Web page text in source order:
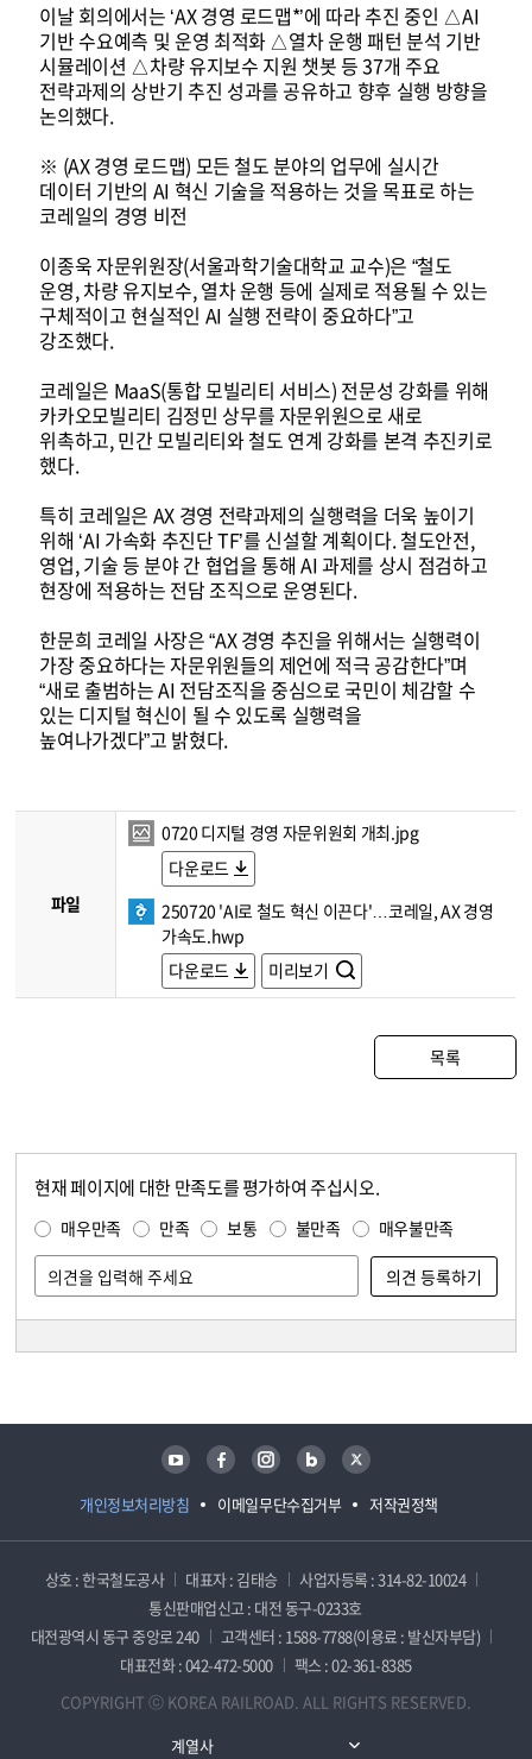
이날 회의에서는 ‘AX 경영 로드맵*’에 따라 추진 중인 △AI
기반 수요예측 및 운영 최적화 △열차 운행 패턴 분석 기반
시뮬레이션 △차량 유지보수 지원 챗봇 등 37개 주요
전략과제의 상반기 추진 성과를 공유하고 향후 실행 방향을
논의했다.
※ (AX 경영 로드맵) 모든 철도 분야의 업무에 실시간
데이터 기반의 AI 혁신 기술을 적용하는 것을 목표로 하는
코레일의 경영 비전
이종욱 자문위원장(서울과학기술대학교 교수)은 “철도
운영, 차량 유지보수, 열차 운행 등에 실제로 적용될 수 있는
구체적이고 현실적인 AI 실행 전략이 중요하다”고
강조했다.
코레일은 MaaS(통합 모빌리티 서비스) 전문성 강화를 위해
카카오모빌리티 김정민 상무를 자문위원으로 새로
위촉하고, 민간 모빌리티와 철도 연계 강화를 본격 추진키로
했다.
특히 코레일은 AX 경영 전략과제의 실행력을 더욱 높이기
위해 ‘AI 가속화 추진단 TF’를 신설할 계획이다. 철도안전,
영업, 기술 등 분야 간 협업을 통해 AI 과제를 상시 점검하고
현장에 적용하는 전담 조직으로 운영된다.
한문희 코레일 사장은 “AX 경영 추진을 위해서는 실행력이
가장 중요하다는 자문위원들의 제언에 적극 공감한다”며
“새로 출범하는 AI 전담조직을 중심으로 국민이 체감할 수
있는 디지털 혁신이 될 수 있도록 실행력을
높여나가겠다”고 밝혔다.
파일
0720 디지털 경영 자문위원회 개최.jpg
다운로드
250720 'AI로 철도 혁신 이끈다'…코레일, AX 경영
가속도.hwp
다운로드
미리보기
목록
현재 페이지에 대한 만족도를 평가하여 주십시오.
매우만족 만족 보통 불만족 매우불만족
개인정보처리방침 이메일무단수집거부 저작권정책
유튜브 페이스북 인스타그램 블로그 트위터
상호 : 한국철도공사 대표자 : 김태승
사업자등록 : 314-82-10024
통신판매업신고 : 대전 동구-0233호
대전광역시 동구 중앙로 240
고객센터 : 1588-7788(이용료 : 발신자부담)
대표전화 : 042-472-5000
팩스 : 02-361-8385
COPYRIGHT ⓒ KOREA RAILROAD. ALL RIGHTS RESERVED.
계열사